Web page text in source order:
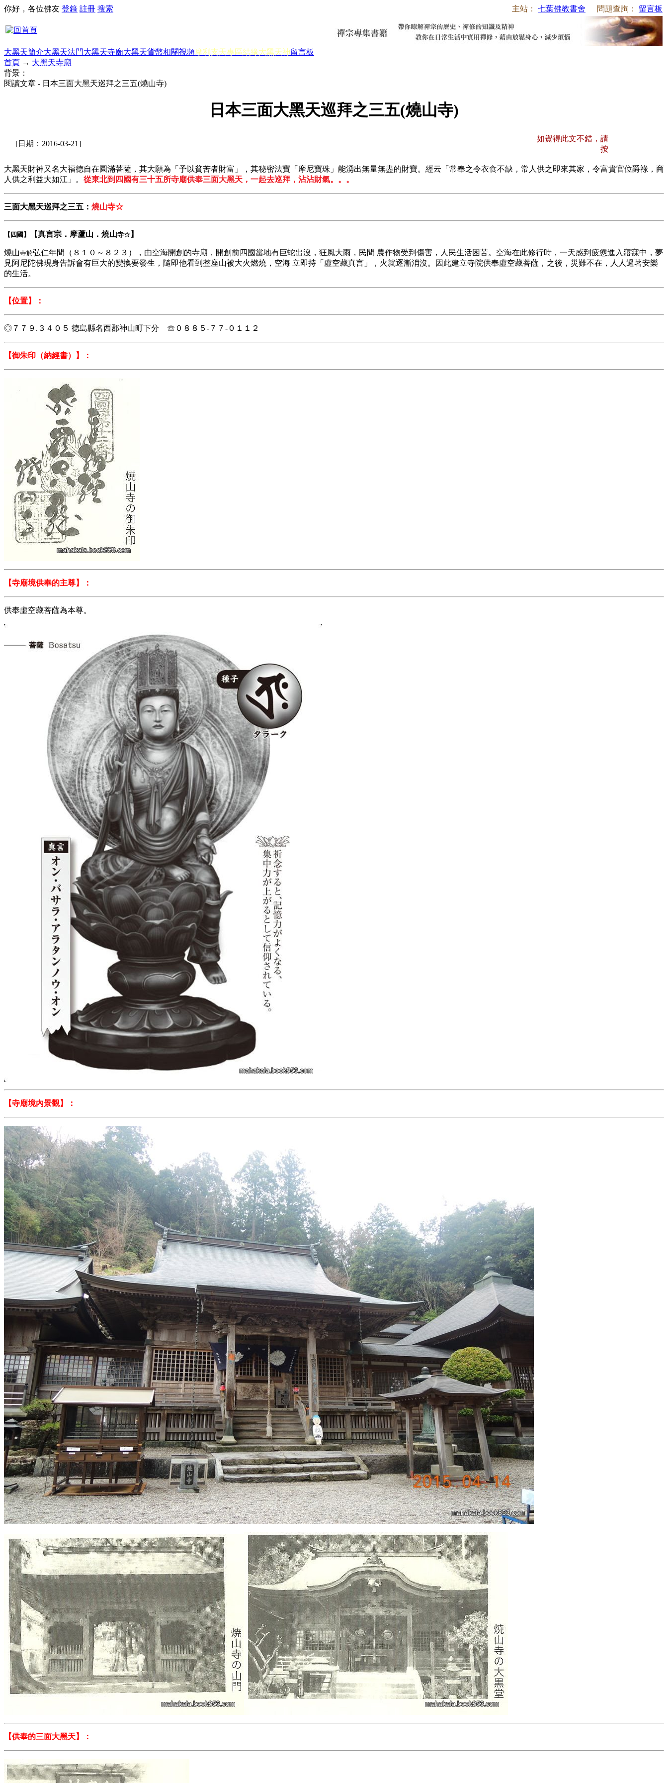
主站： 七葉佛教書舍 問題查詢： 留言板
你好，各位佛友 登錄 註冊 搜索
大黑天簡介大黑天法門大黑天寺廟大黑天貨幣相關視頻摩利支天專區結緣大黑天神留言板
首頁 → 大黑天寺廟
背景：
閱讀文章 - 日本三面大黑天巡拜之三五(燒山寺)
日本三面大黑天巡拜之三五(燒山寺)
[日期：2016-03-21]
如覺得此文不錯，請
按
大黑天財神又名大福德自在圓滿菩薩，其大願為「予以貧苦者財富」，其秘密法寶「摩尼寶珠」能湧出無量無盡的財寶。經云「常奉之令衣食不缺，常人供之即來其家，令富貴官位爵祿，商
人供之利益大如江」。 從東北到四國有三十五所寺廟供奉三面大黑天，一起去巡拜，沾沾財氣。。。
三面大黑天巡拜之三五： 燒山寺☆
【四國】 【真言宗．摩蘆山．燒山寺☆ 】
燒山寺於弘仁年間（８１０～８２３），由空海開創的寺廟，開創前四國當地有巨蛇出沒，狂風大雨，民間 農作物受到傷害，人民生活困苦。空海在此修行時，一天感到疲憊進入寤寐中，夢
見阿尼陀佛現身告訴會有巨大的變換要發生，隨即他看到整座山被大火燃燒，空海 立即持「虛空藏真言」，火就逐漸消沒。因此建立寺院供奉虛空藏菩薩，之後，災難不在，人人過著安樂
的生活。
【位置】：
◎７７９.３４０５ 德島縣名西郡神山町下分 ☏０８８５-７７-０１１２
【御朱印（納經書）】：
【寺廟境供奉的主尊】：
供奉虛空藏菩薩為本尊。
【寺廟境內景觀】：
【供奉的三面大黑天】：